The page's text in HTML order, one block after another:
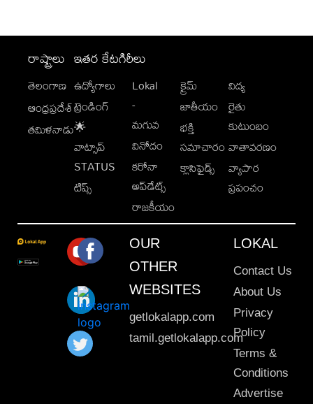
రాష్ట్రాలు
తెలంగాణ
ఆంధ్రప్రదేశ్
తమిళనాడు
ఇతర కేటగిరీలు
ఉద్యోగాలు
ట్రెండింగ్
🌟
వాట్సాప్
STATUS
టిప్స్
Lokal
-
మగువ
వినోదం
కరోనా
అప్‌డేట్స్
రాజకీయం
క్రైమ్
జాతీయం
భక్తి
సమాచారం
క్లాసిఫైడ్స్
విద్య
రైతు
కుటుంబం
వాతావరణం
వ్యాపార
ప్రపంచం
OUR
OTHER
WEBSITES
getlokalapp.com
tamil.getlokalapp.com
LOKAL
Contact Us
About Us
Privacy
Policy
Terms &
Conditions
Advertise